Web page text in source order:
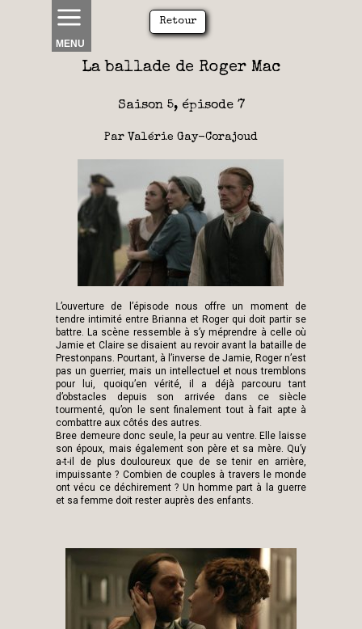
MENU
La ballade de Roger Mac
L’ouverture de l’épisode nous offre un moment de
tendre intimité entre Brianna et Roger qui doit partir se
battre. La scène ressemble à s’y méprendre à celle où
Jamie et Claire se disaient au revoir avant la bataille de
Prestonpans. Pourtant, à l’inverse de Jamie, Roger n’est
pas un guerrier, mais un intellectuel et nous tremblons
pour lui, quoiqu’en vérité, il a déjà parcouru tant
d’obstacles depuis son arrivée dans ce siècle
tourmenté, qu’on le sent finalement tout à fait apte à
combattre aux côtés des autres.
Bree demeure donc seule, la peur au ventre. Elle laisse
son époux, mais également son père et sa mère. Qu’y
a-t-il de plus douloureux que de se tenir en arrière,
impuissante ? Combien de couples à travers le monde
ont vécu ce déchirement ? Un homme part à la guerre
et sa femme doit rester auprès des enfants.
Saison 5, épisode 7
Par Valérie Gay-Corajoud
Retour